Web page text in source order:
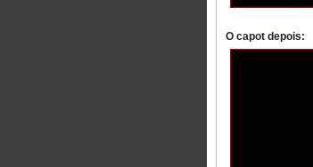
O capot depois: